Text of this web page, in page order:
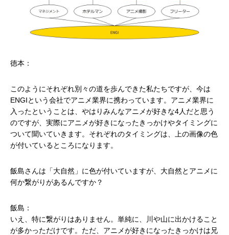
徳本：
このようにそれぞれ別々の道を歩んできた私たちですが、今は
ENGIという会社でアニメ業界に携わっています。アニメ業界に
入ったということは、やはりみんなアニメが好きな4人だと思う
のですが、実際にアニメが好きになったきっかけやタイミングに
ついて聞いていきます。それぞれのタイミングは、上の画像の色
が付いているところになります。
飯島さんは「大自然」に色が付いていますが、大自然とアニメに
何か繋がりがあるんですか？
飯島：
いえ、特に繋がりはありません。単純に、川や山に出かけること
が多かっただけです。ただ、アニメが好きになったきっかけは兄